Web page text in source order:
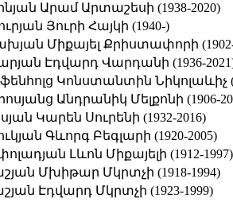
Արամ Արտաշեսի (1938-2020)
Յուրի Հայկի (1940-)
Միքայել Քրիստափորի (1902-
Էդվարդ Վարդանի (1936-
Կոնստանտին Նիկոլաևիչ
Անդրանիկ Մելքոնի (1906-
Կարեն Սուրենի (1932-2016)
Գևորգ Բեգլարի (1920-2005)
Լևոն Միքայելի (1912-1997)
Մխիթար Մկրտչի (1918-1994)
Էդվարդ Մկրտչի (1923-1999)